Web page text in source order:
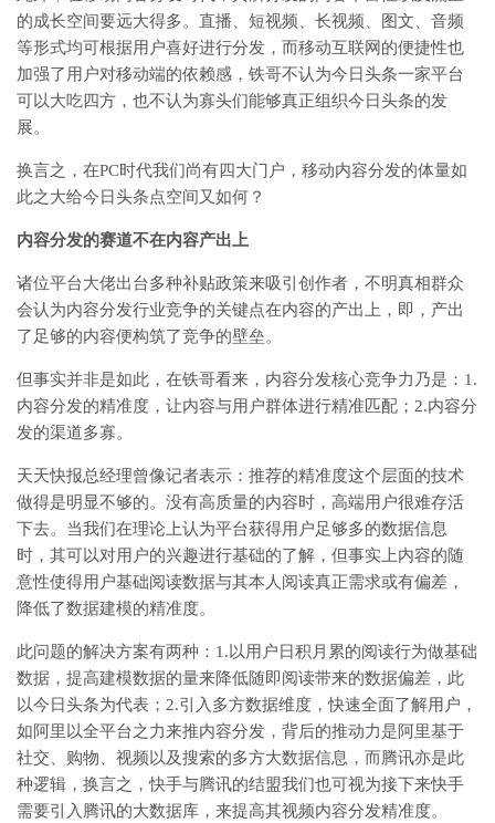
的成长空间要远大得多。直播、短视频、长视频、图文、音频
等形式均可根据用户喜好进行分发，而移动互联网的便捷性也
加强了用户对移动端的依赖感，铁哥不认为今日头条一家平台
可以大吃四方，也不认为寡头们能够真正组织今日头条的发
展。
换言之，在PC时代我们尚有四大门户，移动内容分发的体量如
此之大给今日头条点空间又如何？
内容分发的赛道不在内容产出上
诸位平台大佬出台多种补贴政策来吸引创作者，不明真相群众
会认为内容分发行业竞争的关键点在内容的产出上，即，产出
了足够的内容便构筑了竞争的壁垒。
但事实并非是如此，在铁哥看来，内容分发核心竞争力乃是：1.
内容分发的精准度，让内容与用户群体进行精准匹配；2.内容分
发的渠道多寡。
天天快报总经理曾像记者表示：推荐的精准度这个层面的技术
做得是明显不够的。没有高质量的内容时，高端用户很难存活
下去。当我们在理论上认为平台获得用户足够多的数据信息
时，其可以对用户的兴趣进行基础的了解，但事实上内容的随
意性使得用户基础阅读数据与其本人阅读真正需求或有偏差，
降低了数据建模的精准度。
此问题的解决方案有两种：1.以用户日积月累的阅读行为做基础
数据，提高建模数据的量来降低随即阅读带来的数据偏差，此
以今日头条为代表；2.引入多方数据维度，快速全面了解用户，
如阿里以全平台之力来推内容分发，背后的推动力是阿里基于
社交、购物、视频以及搜索的多方大数据信息，而腾讯亦是此
种逻辑，换言之，快手与腾讯的结盟我们也可视为接下来快手
需要引入腾讯的大数据库，来提高其视频内容分发精准度。